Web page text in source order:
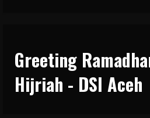
Greeting
Hijriah - DSI Aceh